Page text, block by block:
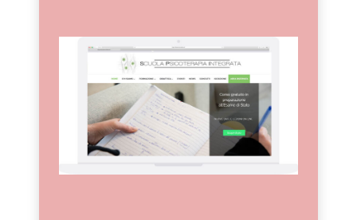
Leggi il case study